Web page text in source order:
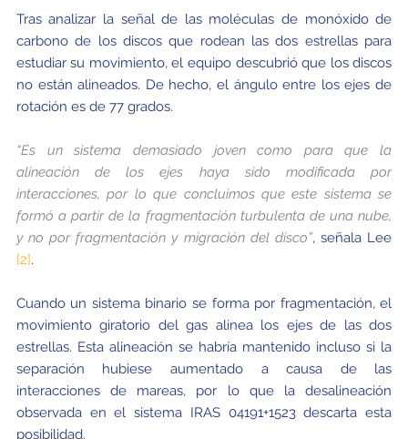
Tras analizar la señal de las moléculas de monóxido de
carbono de los discos que rodean las dos estrellas para
estudiar su movimiento, el equipo descubrió que los discos
no están alineados. De hecho, el ángulo entre los ejes de
rotación es de 77 grados.
“Es un sistema demasiado joven como para que la
alineación de los ejes haya sido modificada por
interacciones, por lo que concluimos que este sistema se
formó a partir de la fragmentación turbulenta de una nube,
y no por fragmentación y migración del disco”, señala Lee
[2].
Cuando un sistema binario se forma por fragmentación, el
movimiento giratorio del gas alinea los ejes de las dos
estrellas. Esta alineación se habría mantenido incluso si la
separación hubiese aumentado a causa de las
interacciones de mareas, por lo que la desalineación
observada en el sistema IRAS 04191+1523 descarta esta
posibilidad.